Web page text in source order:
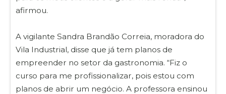
afirmou.
A vigilante Sandra Brandão Correia, moradora do
Vila Industrial, disse que já tem planos de
empreender no setor da gastronomia. “Fiz o
curso para me profissionalizar, pois estou com
planos de abrir um negócio. A professora ensinou